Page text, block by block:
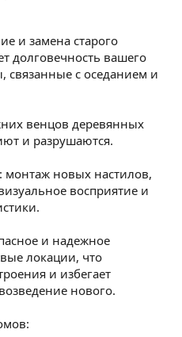
и замена старого
долговечность вашего
связанные с оседанием и
венцов деревянных
и разрушаются.
монтаж новых настилов,
восприятие и
и надежное
локации, что
и избегает
нового.